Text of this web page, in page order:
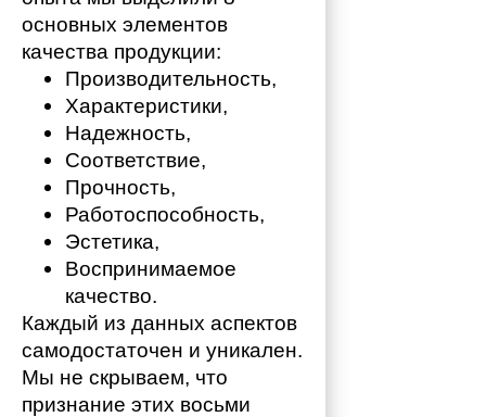
основных элементов
качества продукции:
Производительность,
Характеристики,
Надежность,
Соответствие,
Прочность,
Работоспособность,
Эстетика,
Воспринимаемое
качество.
Каждый из данных аспектов
самодостаточен и уникален.
Мы не скрываем, что
признание этих восьми